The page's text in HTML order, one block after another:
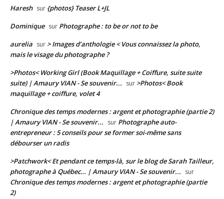
Haresh sur {photos} Teaser L+JL
Dominique sur Photographe : to be or not to be
aurelia sur > Images d’anthologie < Vous connaissez la photo,
mais le visage du photographe ?
>Photos< Working Girl (Book Maquillage + Coiffure, suite suite
suite) | Amaury VIAN - Se souvenir... sur >Photos< Book
maquillage + coiffure, volet 4
Chronique des temps modernes : argent et photographie (partie 2)
| Amaury VIAN - Se souvenir... sur Photographe auto-
entrepreneur : 5 conseils pour se former soi-même sans
débourser un radis
>Patchwork< Et pendant ce temps-là, sur le blog de Sarah Tailleur,
photographe à Québec… | Amaury VIAN - Se souvenir... sur
Chronique des temps modernes : argent et photographie (partie
2)